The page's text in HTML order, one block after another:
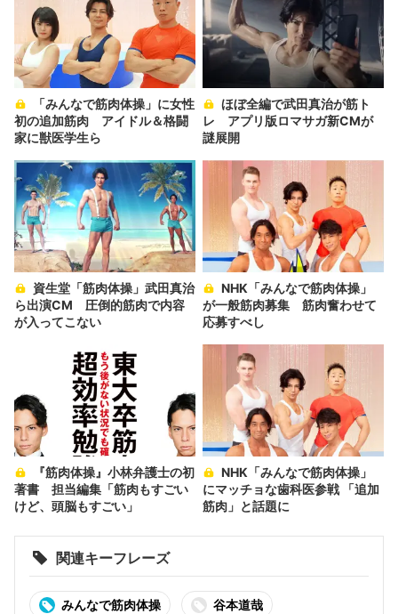
初の追加筋肉 アイドル＆格闘
家に獣医学生ら
レ アプリ版ロマサガ新CMが
謎展開
ら出演CM 圧倒的筋肉で内容
が入ってこない
が一般筋肉募集 筋肉奮わせて
応募すべし
著書 担当編集「筋肉もすごい
けど、頭脳もすごい」
にマッチョな歯科医参戦 「追加
筋肉」と話題に
関連キーフレーズ
みんなで筋肉体操 谷本道哉